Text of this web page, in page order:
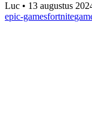
Luc • 13 augustus
epic-gamesfortnite